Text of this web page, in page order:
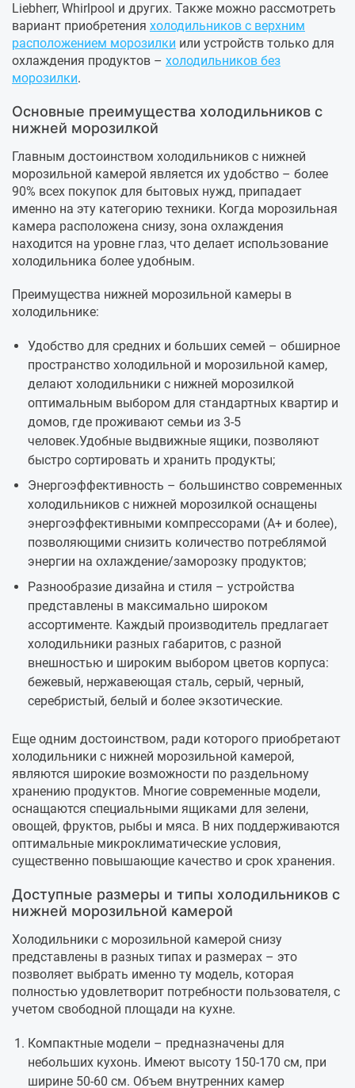
Liebherr, Whirlpool и других. Также можно рассмотреть
вариант приобретения холодильников с верхним
расположением морозилки или устройств только для
охлаждения продуктов – холодильников без
морозилки.
Основные преимущества холодильников с
нижней морозилкой
Главным достоинством холодильников с нижней
морозильной камерой является их удобство – более
90% всех покупок для бытовых нужд, припадает
именно на эту категорию техники. Когда морозильная
камера расположена снизу, зона охлаждения
находится на уровне глаз, что делает использование
холодильника более удобным.
Преимущества нижней морозильной камеры в
холодильнике:
Удобство для средних и больших семей – обширное
пространство холодильной и морозильной камер,
делают холодильники с нижней морозилкой
оптимальным выбором для стандартных квартир и
домов, где проживают семьи из 3-5
человек.Удобные выдвижные ящики, позволяют
быстро сортировать и хранить продукты;
Энергоэффективность – большинство современных
холодильников с нижней морозилкой оснащены
энергоэффективными компрессорами (А+ и более),
позволяющими снизить количество потреблямой
энергии на охлаждение/заморозку продуктов;
Разнообразие дизайна и стиля – устройства
представлены в максимально широком
ассортименте. Каждый производитель предлагает
холодильники разных габаритов, с разной
внешностью и широким выбором цветов корпуса:
бежевый, нержавеющая сталь, серый, черный,
серебристый, белый и более экзотические.
Еще одним достоинством, ради которого приобретают
холодильники с нижней морозильной камерой,
являются широкие возможности по раздельному
хранению продуктов. Многие современные модели,
оснащаются специальными ящиками для зелени,
овощей, фруктов, рыбы и мяса. В них поддерживаются
оптимальные микроклиматические условия,
существенно повышающие качество и срок хранения.
Доступные размеры и типы холодильников с
нижней морозильной камерой
Холодильники с морозильной камерой снизу
представлены в разных типах и размерах – это
позволяет выбрать именно ту модель, которая
полностью удовлетворит потребности пользователя, с
учетом свободной площади на кухне.
Компактные модели – предназначены для
небольших кухонь. Имеют высоту 150-170 см, при
ширине 50-60 см. Объем внутренних камер